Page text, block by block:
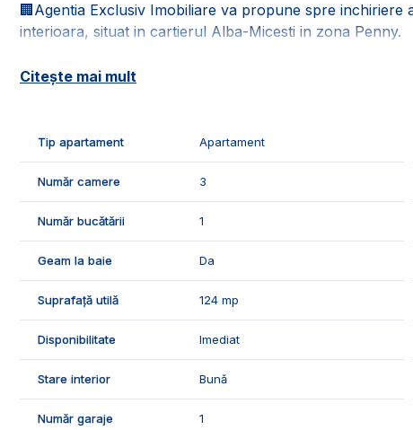
🏢Agentia Exclusiv Imobiliare va propune spre
interioara, situat in cartierul Alba-Micesti in zona Penny.
📐Locuinta este in suprafata de 124 mp utili, fiind compusa
- 1 living;
- 2 bai;
- 1 hol;
- 1 dressing;
- 2 balcoane.
✅Facilitatile si caracteristicile apartamentului:
- garaj;
- loc de parcare;
- boxa de depozitare;
- acoperis;
- expunere Sud-Estica.
🌡️Confortul termic este asigurat de centrala termica
conditionat.
Citește mai mult
Tip apartament Apartament
Număr camere 3
Număr bucătării 1
Geam la baie Da
Suprafață utilă 124 mp
Disponibilitate Imediat
Stare interior Bună
Număr garaje 1